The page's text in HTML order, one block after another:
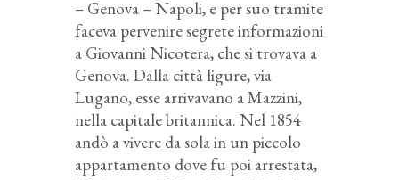
– Genova – Napoli, e per suo tramite
faceva pervenire segrete informazioni
a Giovanni Nicotera, che si trovava a
Genova. Dalla città ligure, via
Lugano, esse arrivavano a Mazzini,
nella capitale britannica. Nel 1854
andò a vivere da sola in un piccolo
appartamento dove fu poi arrestata,